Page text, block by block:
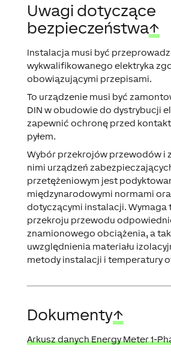
Uwagi dotyczące
bezpieczeństwa↑
Instalacja musi być
wykwalifikowanego elektryka
obowiązującymi przepisami.
To urządzenie musi być
DIN w obudowie do dystrybucji
zapewnić ochronę przed
pyłem.
Wybór przekrojów przewodów i
nimi urządzeń
przetężeniowym jest
międzynarodowymi normami
dotyczącymi instalacji. Wymaga
przekroju przewodu
znamionowego obciążenia, a
uwzględnienia materiału
metody instalacji i temperatury
Dokumenty↑
Arkusz danych Energy Meter 1-